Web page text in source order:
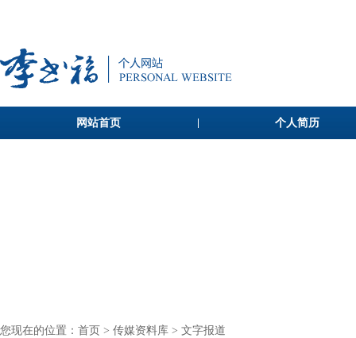
网站首页 个人简历
您现在的位置： 首页 > 传媒资料库 > 文字报道